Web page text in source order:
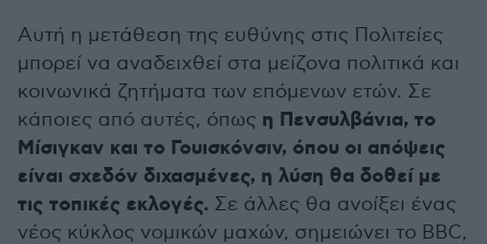
Αυτή η μετάθεση της ευθύνης στις Πολιτείες
μπορεί να αναδειχθεί στα μείζονα πολιτικά και
κοινωνικά ζητήματα των επόμενων ετών. Σε
κάποιες από αυτές, όπως η Πενσυλβάνια, το
Μίσιγκαν και το Γουισκόνσιν, όπου οι απόψεις
είναι σχεδόν διχασμένες, η λύση θα δοθεί με
τις τοπικές εκλογές. Σε άλλες θα ανοίξει ένας
νέος κύκλος νομικών μαχών, σημειώνει το BBC,